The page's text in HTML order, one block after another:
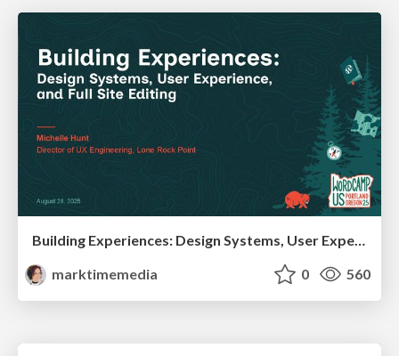
Building Experiences: Design Systems, User Experience, and Full Site Editing
marktimemedia
0 560